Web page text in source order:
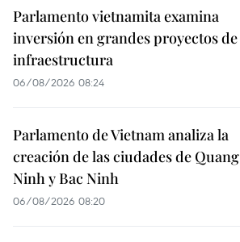
Parlamento vietnamita examina
inversión en grandes proyectos de
infraestructura
06/08/2026 08:24
Parlamento de Vietnam analiza la
creación de las ciudades de Quang
Ninh y Bac Ninh
06/08/2026 08:20